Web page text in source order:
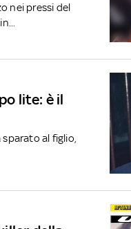
nei pressi del
lite: è il
al figlio,